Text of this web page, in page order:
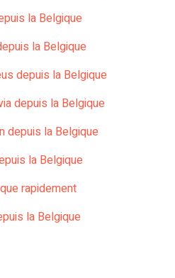
la Belgique
la Belgique
depuis la Belgique
depuis la Belgique
depuis la Belgique
la Belgique
rapidement
la Belgique